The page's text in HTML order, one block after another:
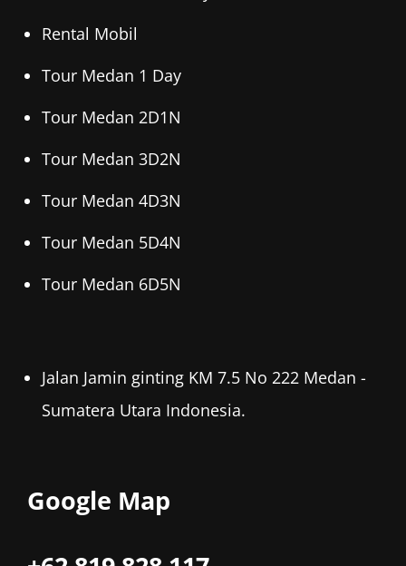
Rental Mobil
Tour Medan 1 Day
Tour Medan 2D1N
Tour Medan 3D2N
Tour Medan 4D3N
Tour Medan 5D4N
Tour Medan 6D5N
Jalan Jamin ginting KM 7.5 No 222 Medan -
Sumatera Utara Indonesia.
Google Map